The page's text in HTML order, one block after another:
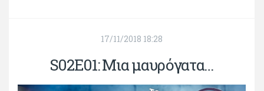
17/11/2018 18:28
S02E01: Μια μαυρόγατα…